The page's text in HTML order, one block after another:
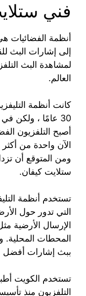
فني
أنظمة الفضائيات
إلى إشارات البث
لمشاهدة البث
العالم.
كانت أنظمة
30 عامًا ، ولكن
أصبح التلفزيون
الآن واحدة من
ومن المتوقع أن
ستلايت كيفان.
تستخدم أنظمة
التي تدور حول
الإرسال الأرضية
المحطات المحلية.
ببث إشارات أفضل
تستخدم الكويت
التلفزيون منذ